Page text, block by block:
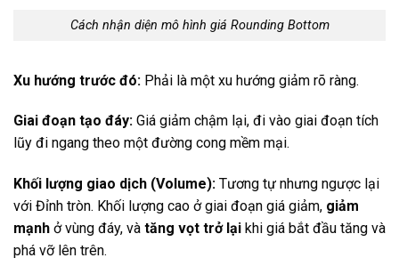
Cách nhận diện mô hình giá Rounding Bottom
Xu hướng trước đó: Phải là một xu hướng giảm rõ ràng.
Giai đoạn tạo đáy: Giá giảm chậm lại, đi vào giai đoạn tích
lũy đi ngang theo một đường cong mềm mại.
Khối lượng giao dịch (Volume): Tương tự nhưng ngược lại
với Đỉnh tròn. Khối lượng cao ở giai đoạn giá giảm, giảm
mạnh ở vùng đáy, và tăng vọt trở lại khi giá bắt đầu tăng và
phá vỡ lên trên.